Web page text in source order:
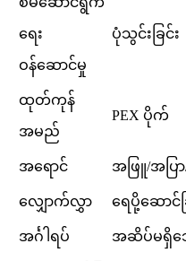
ရေး
ဝန်ဆောင်မှု
ပုံသွင်းခြင်း
ထုတ်ကုန်
အမည်
PEX ပိုက်
အရောင် အဖြူ/အပ
လျှောက်လွှာ ရေပို့ဆောင်ခ
အင်္ဂါရပ် အဆိပ်မရှိသ